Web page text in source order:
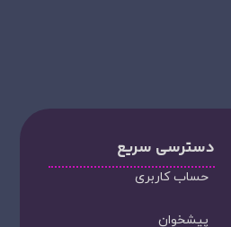
دسترسی سریع
حساب کاربری
پیشخوان